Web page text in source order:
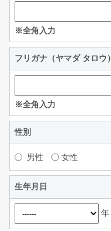
※全角入力
フリガナ（ヤマダ タロウ）
※全角入力
性別
男性 女性
生年月日
年